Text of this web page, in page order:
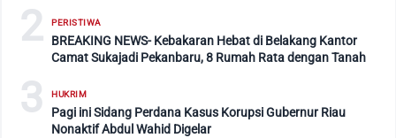
2 PERISTIWA
BREAKING NEWS- Kebakaran Hebat di Belakang Kantor
Camat Sukajadi Pekanbaru, 8 Rumah Rata dengan Tanah
3 HUKRIM
Pagi ini Sidang Perdana Kasus Korupsi Gubernur Riau
Nonaktif Abdul Wahid Digelar